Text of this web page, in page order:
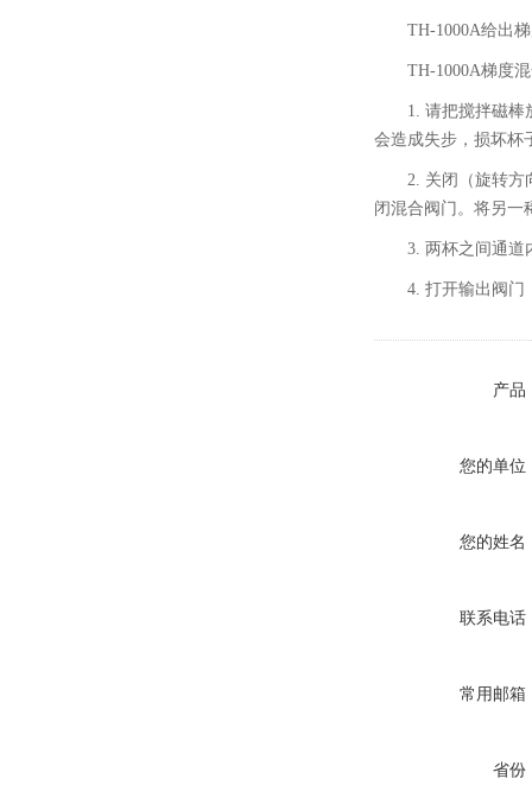
TH-1000A给出
TH-1000A梯度
1. 请把搅拌磁
会造成失步，损坏杯
2. 关闭（旋转方
闭混合阀门。将另一
3. 两杯之间通道
4. 打开输出阀门
产品
您的单位
您的姓名
联系电话
常用邮箱
省份